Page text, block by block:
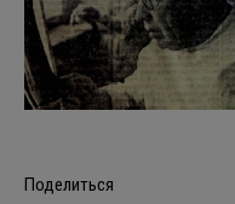
Поделиться